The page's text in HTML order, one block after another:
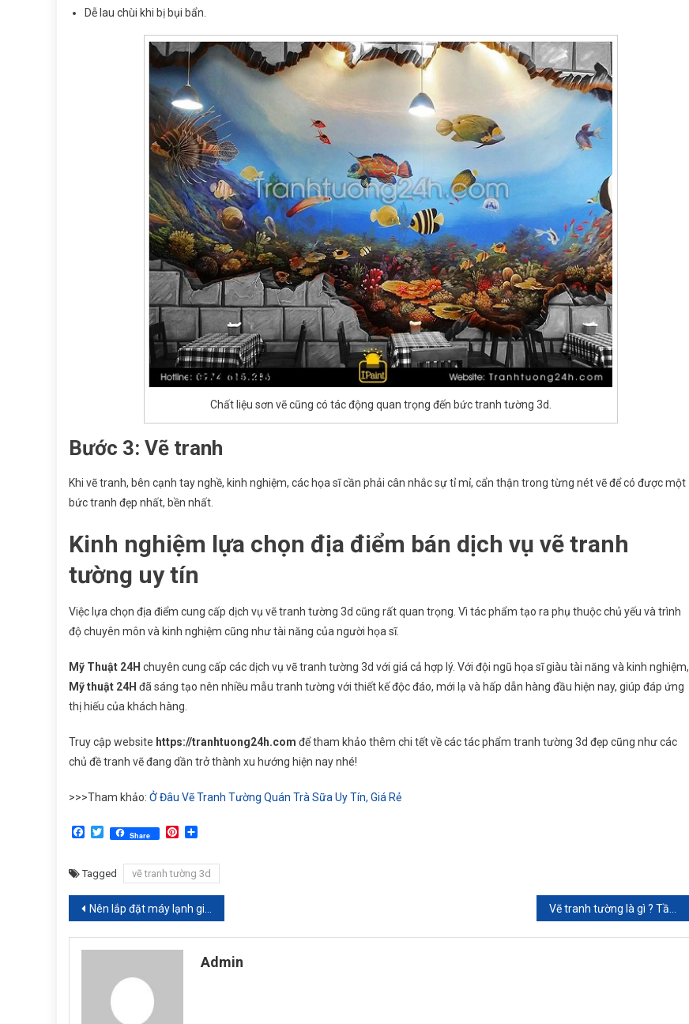
Dễ lau chùi khi bị bụi bẩn.
Chất liệu sơn vẽ cũng có tác động quan trọng đến bức tranh tường 3d.
Bước 3: Vẽ tranh
Khi vẽ tranh, bên cạnh tay nghề, kinh nghiệm, các họa sĩ cần phải cân nhắc sự tỉ mỉ, cẩn thận trong từng nét vẽ để có được một
bức tranh đẹp nhất, bền nhất.
Kinh nghiệm lựa chọn địa điểm bán dịch vụ vẽ tranh
tường uy tín
Việc lựa chọn địa điểm cung cấp dịch vụ vẽ tranh tường 3d cũng rất quan trọng. Vì tác phẩm tạo ra phụ thuộc chủ yếu và trình
độ chuyên môn và kinh nghiệm cũng như tài năng của người họa sĩ.
Mỹ Thuật 24H chuyên cung cấp các dịch vụ vẽ tranh tường 3d với giá cả hợp lý. Với đội ngũ họa sĩ giàu tài năng và kinh nghiệm,
Mỹ thuật 24H đã sáng tạo nên nhiều mẫu tranh tường với thiết kế độc đáo, mới lạ và hấp dẫn hàng đầu hiện nay, giúp đáp ứng
thị hiếu của khách hàng.
Truy cập website https://tranhtuong24h.com để tham khảo thêm chi tết về các tác phẩm tranh tường 3d đẹp cũng như các
chủ đề tranh vẽ đang dần trở thành xu hướng hiện nay nhé!
>>>Tham khảo: Ở Đâu Vẽ Tranh Tường Quán Trà Sữa Uy Tín, Giá Rẻ
Facebook
Twitter
Share Pinterest
Tagged vẽ tranh tường 3d
Điều
hướng
Nên lắp đặt máy lạnh giá rẻ hay mua quạt điều hòa
Admin